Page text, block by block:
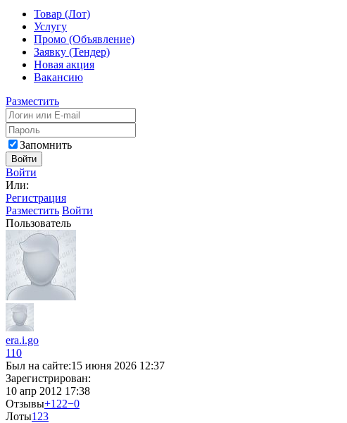
Товар (Лот)
Услугу
Промо (Объявление)
Заявку (Тендер)
Новая акция
Вакансию
Разместить
Запомнить
Войти
Войти
Или:
Регистрация
Разместить Войти
Пользователь
era.i.go
110
Был на сайте:15 июня 2026 12:37
Зарегистрирован:
10 апр 2012 17:38
Отзывы+122−0
Лоты1 23